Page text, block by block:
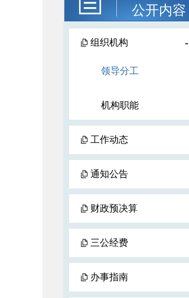
公开内容
组织机构 -
领导分工
机构职能
工作动态
通知公告
财政预决算
三公经费
办事指南